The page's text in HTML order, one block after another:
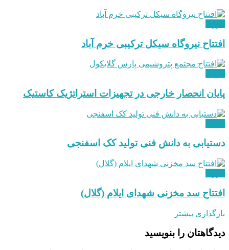
افتتاح نیروگاه سیکل ترکیبی خرم آباد
پایان انحصار خارجی در تجهیزات استراتژیک کاستیک
دستیابی به دانش فنی تولید کک اسفنجی
افتتاح سد مخزنی شهدای ایلام (گلال)
بارگذاری بیشتر
دیدگاهتان را بنویسید